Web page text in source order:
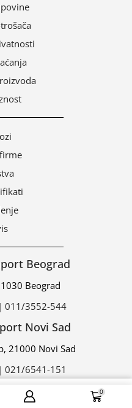
Beograd
Beograd
011/3552-544
Novi Sad
21000 Novi Sad
6541-151
DODAJ U ZAHTEV
0